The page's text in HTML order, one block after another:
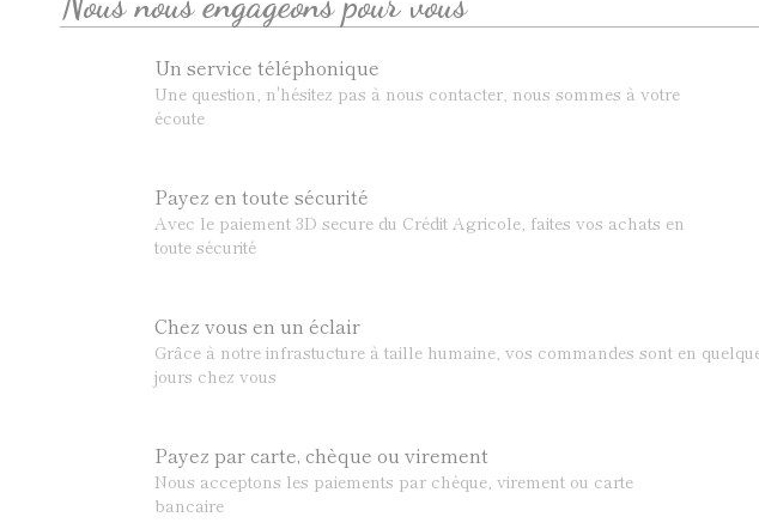
Un service téléphonique
Une question, n'hésitez pas à nous contacter, nous sommes à votre
écoute
Payez en toute sécurité
Avec le paiement 3D secure du Crédit Agricole, faites vos achats en
toute sécurité
Chez vous en un éclair
Grâce à notre infrastucture à taille humaine, vos commandes sont en
jours chez vous
Payez par carte, chèque ou virement
Nous acceptons les paiements par chèque, virement ou carte
bancaire